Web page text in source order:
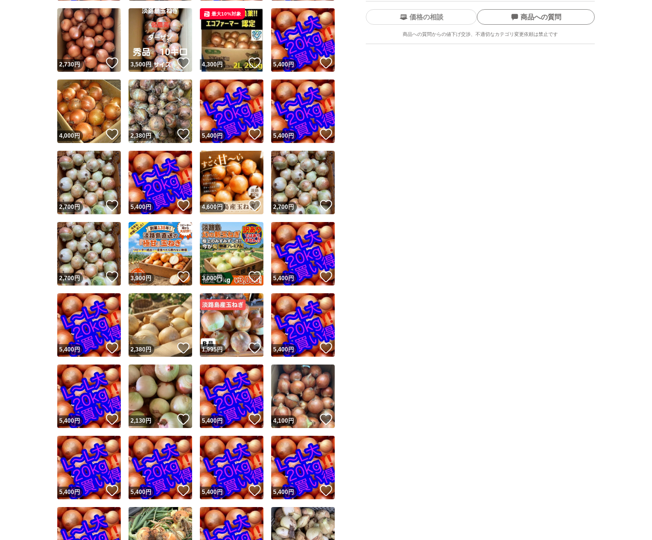
ユーザーの実績について
Yahoo!フリマが定めた一定の基準を満たしたユーザーにバッジを付与しています
安心取引出品者
安心取引出品者 Yahoo!フリマの基準をクリアした安心・安全なユーザーです
取引実績
取引実績◯+ このユーザーはYahoo!フリマの取引を完了させた実績があります
他フリマ実績◯+ このユーザーは他フリマサービスでの取引実績があります
スピード&安心発送
※このバッジは実績に基づく表示であり、発送を保証しているものではありません
スピード＆安心発送
このユーザーは高頻度で24時間以内＆設定した発送日数内に発送してい
ます
スピード発送 このユーザーは高頻度で24時間以内に発送しています
安心発送 このユーザーは設定した発送日数内に発送しています
価格の相談 商品への質問
商品への質問からの値下げ交渉、不適切なカテゴリ変更依頼は禁止です
この商品の情報をコピーします
商品画像の無断転載は禁止されています
コピーは1商品につき1回です
出品ページへ
キャンセル
2,730円 いいね！
3,500円 いいね！
4,300円 いいね！
最大10%対象
5,400円 いいね！
4,000円 いいね！
2,380円 いいね！
5,400円 いいね！
5,400円 いいね！
2,700円 いいね！
5,400円 いいね！
4,600円 いいね！
2,700円 いいね！
2,700円 いいね！
3,900円 いいね！
3,000円 いいね！
5,400円 いいね！
5,400円 いいね！
2,380円 いいね！
1,995円 いいね！
5,400円 いいね！
5,400円 いいね！
2,130円 いいね！
5,400円 いいね！
4,100円 いいね！
5,400円 いいね！
5,400円 いいね！
5,400円 いいね！
5,400円 いいね！